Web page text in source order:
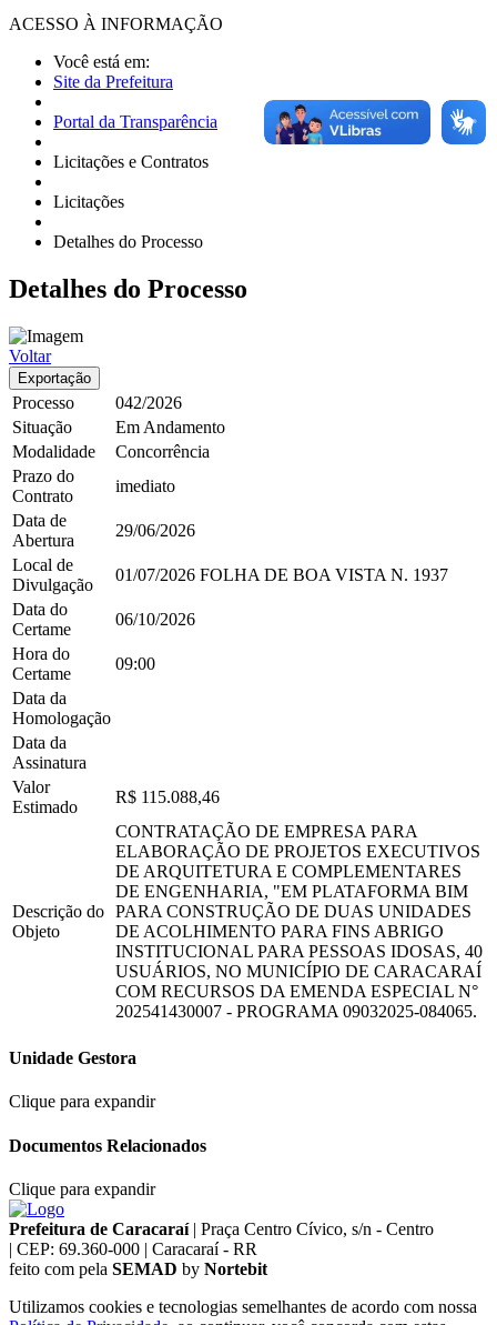
ACESSO À INFORMAÇÃO
Você está em:
Site da Prefeitura
Portal da Transparência
Licitações e Contratos
Licitações
Detalhes do Processo
Detalhes do Processo
Voltar
Exportação
Processo
042/2026
Situação
Em Andamento
Modalidade
Concorrência
Prazo do
Contrato
imediato
Data de
Abertura
29/06/2026
Local de
Divulgação
01/07/2026 FOLHA DE BOA VISTA N. 1937
Data do
Certame
06/10/2026
Hora do
Certame
09:00
Data da
Homologação
Data da
Assinatura
Valor
Estimado
R$ 115.088,46
Descrição do
Objeto
CONTRATAÇÃO DE EMPRESA PARA
ELABORAÇÃO DE PROJETOS EXECUTIVOS
DE ARQUITETURA E COMPLEMENTARES
DE ENGENHARIA, "EM PLATAFORMA BIM
PARA CONSTRUÇÃO DE DUAS UNIDADES
DE ACOLHIMENTO PARA FINS ABRIGO
INSTITUCIONAL PARA PESSOAS IDOSAS, 40
USUÁRIOS, NO MUNICÍPIO DE CARACARAÍ
COM RECURSOS DA EMENDA ESPECIAL N°
202541430007 - PROGRAMA 09032025-084065.
Unidade Gestora
Clique para expandir
Documentos Relacionados
Clique para expandir
Prefeitura de Caracaraí | Praça Centro Cívico, s/n - Centro
| CEP: 69.360-000 | Caracaraí - RR
feito com pela SEMAD by Nortebit
Utilizamos cookies e tecnologias semelhantes de acordo com nossa